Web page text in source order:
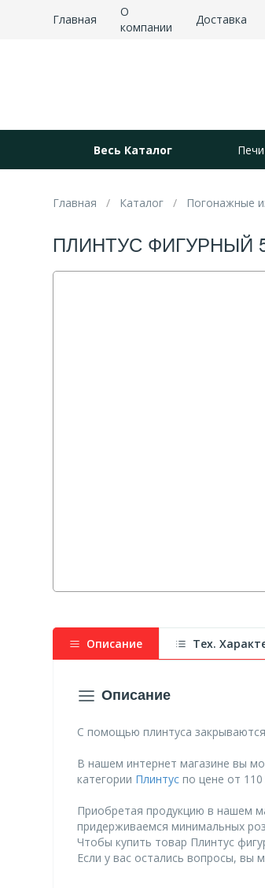
Главная
О
компании
Доставка
Весь Каталог
Главная Каталог Погонажные
ПЛИНТУС ФИГУРНЫЙ
Описание
Описание
С помощью плинтуса
В нашем интернет магазине вы
категории Плинтус по цене от 110
Приобретая продукцию в нашем
придерживаемся минимальных
Чтобы купить товар Плинтус
Если у вас остались вопросы, вы
Тех.